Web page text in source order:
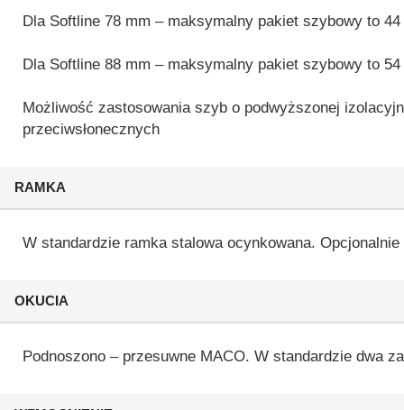
OKUCIA
RAMKA
Podnoszono – przesuwne MACO. W standardzie dwa
W standardzie ramka stalowa ocynkowana.
Dla Softline 78 mm – maksymalny pakiet szybowy to
Dla Softline 88 mm – maksymalny pakiet szybowy to
Możliwość zastosowania szyb o podwyższonej
przeciwsłonecznych